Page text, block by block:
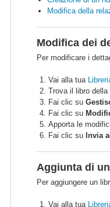
Modifica della
Modifica dei
Per modificare i
Vai alla tua
Trova il libro
Fai clic su
Fai clic su
Apporta le
Fai clic su Invia
Aggiunta di
Per aggiungere un
Vai alla tua